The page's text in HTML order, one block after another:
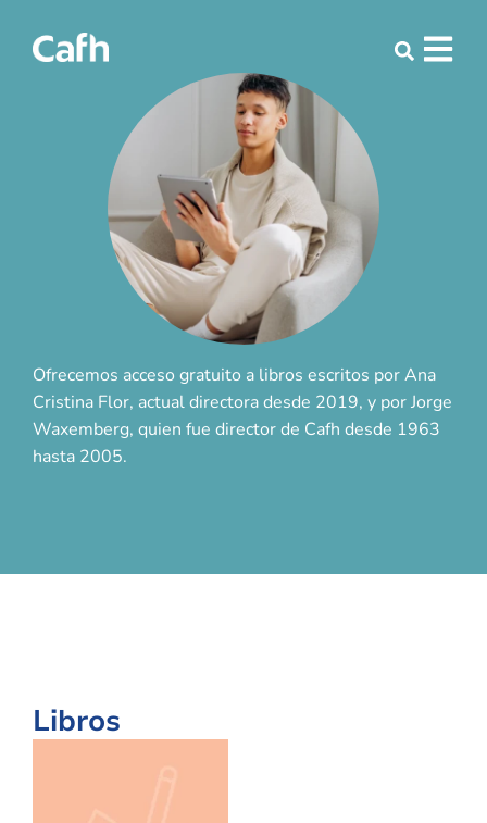
Ofrecemos acceso gratuito a libros escritos por Ana
Cristina Flor, actual directora desde 2019, y por Jorge
Waxemberg, quien fue director de Cafh desde 1963
hasta 2005.
Libros